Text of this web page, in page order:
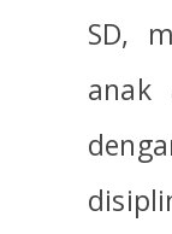
SD,
anak